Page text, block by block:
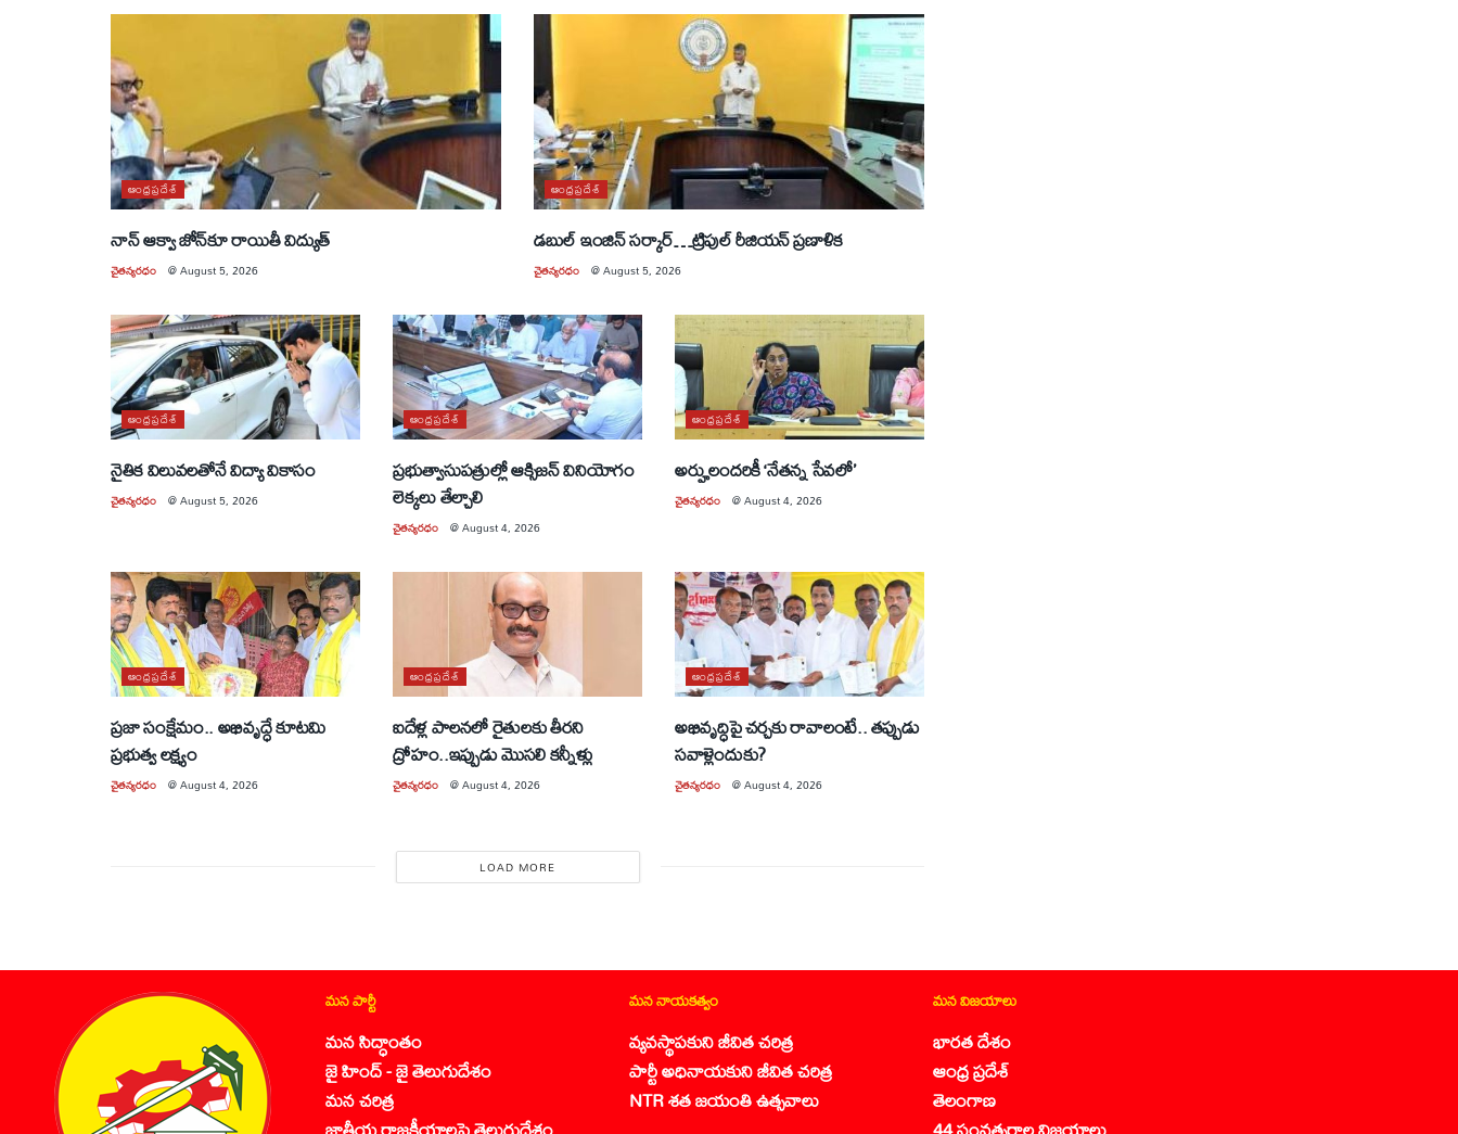
ఆంధ్రప్రదేశ్
నాన్ ఆక్వా జోన్‌కూ రాయితీ విద్యుత్
చైతన్యరధం @August 5, 2026
ఆంధ్రప్రదేశ్
డబుల్ ఇంజిన్ సర్కార్…ట్రిపుల్ రీజియన్ ప్రణాళిక
చైతన్యరధం @August 5, 2026
ఆంధ్రప్రదేశ్
నైతిక విలువలతోనే విద్యా వికాసం
చైతన్యరధం @August 5, 2026
ఆంధ్రప్రదేశ్
ప్రభుత్వాసుపత్రుల్లో ఆక్సిజన్ వినియోగం
లెక్కలు తేల్చాలి
చైతన్యరధం @August 4, 2026
ఆంధ్రప్రదేశ్
అర్హులందరికీ ‘నేతన్న సేవలో’
చైతన్యరధం @August 4, 2026
ఆంధ్రప్రదేశ్
ప్రజా సంక్షేమం.. అభివృద్ధే కూటమి
ప్రభుత్వ లక్ష్యం
చైతన్యరధం @August 4, 2026
ఆంధ్రప్రదేశ్
ఐదేళ్ల పాలనలో రైతులకు తీరని
ద్రోహం..ఇప్పుడు మొసలి కన్నీళ్లు
చైతన్యరధం @August 4, 2026
ఆంధ్రప్రదేశ్
అభివృద్ధిపై చర్చకు రావాలంటే.. తప్పుడు
సవాళ్లెందుకు?
చైతన్యరధం @August 4, 2026
LOAD MORE
మన పార్టీ
మన సిద్ధాంతం
జై హింద్ - జై తెలుగుదేశం
మన చరిత్ర
మన నాయకత్వం
వ్యవస్థాపకుని జీవిత చరిత్ర
పార్టీ అధినాయకుని జీవిత చరిత్ర
NTR శత జయంతి ఉత్సవాలు
మన విజయాలు
భారత దేశం
ఆంధ్ర ప్రదేశ్
తెలంగాణ